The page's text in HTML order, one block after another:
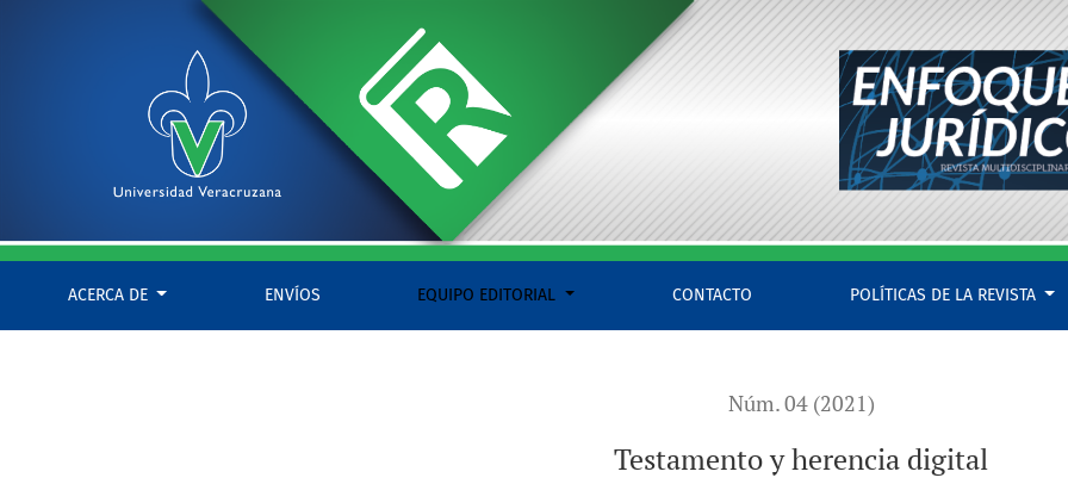
Testamento y herencia digital
ACERCA DE ENVÍOS EQUIPO EDITORIAL CONTACTO POLÍTICAS DE LA REVISTA
Núm. 04 (2021)
Testamento y herencia digital